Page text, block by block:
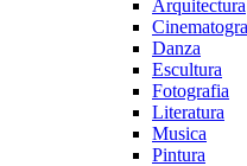
Arquitectura
Danza
Escultura
Fotografia
Literatura
Musica
Pintura